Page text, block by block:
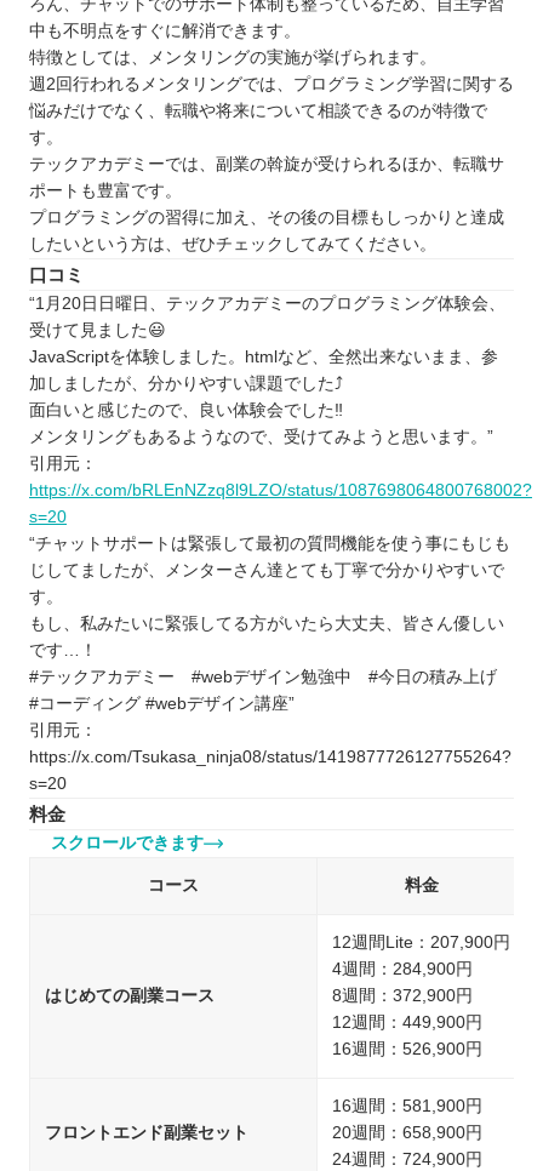
ろん、チャットでのサポート体制も整っているため、自主学習
中も不明点をすぐに解消できます。
特徴としては、メンタリングの実施が挙げられます。
週2回行われるメンタリングでは、プログラミング学習に関する
悩みだけでなく、転職や将来について相談できるのが特徴で
す。
テックアカデミーでは、副業の斡旋が受けられるほか、転職サ
ポートも豊富です。
プログラミングの習得に加え、その後の目標もしっかりと達成
したいという方は、ぜひチェックしてみてください。
口コミ
“1月20日日曜日、テックアカデミーのプログラミング体験会、
受けて見ました😃
JavaScriptを体験しました。htmlなど、全然出来ないまま、参
加しましたが、分かりやすい課題でした⤴️
面白いと感じたので、良い体験会でした‼️
メンタリングもあるようなので、受けてみようと思います。”
引用元：
https://x.com/bRLEnNZzq8l9LZO/status/1087698064800768002?
s=20
“チャットサポートは緊張して最初の質問機能を使う事にもじも
じしてましたが、メンターさん達とても丁寧で分かりやすいで
す。
もし、私みたいに緊張してる方がいたら大丈夫、皆さん優しい
です…！
#テックアカデミー #webデザイン勉強中 #今日の積み上げ
#コーディング #webデザイン講座”
引用元：
https://x.com/Tsukasa_ninja08/status/1419877726127755264?
s=20
料金
スクロールできます
コース 料金
はじめての副業コース
12週間Lite：207,900円
4週間：284,900円
8週間：372,900円
12週間：449,900円
16週間：526,900円
フロントエンド副業セット
16週間：581,900円
20週間：658,900円
24週間：724,900円